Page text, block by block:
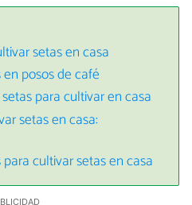
setas en casa
posos de café
para cultivar en casa
setas en casa:
cultivar setas en casa